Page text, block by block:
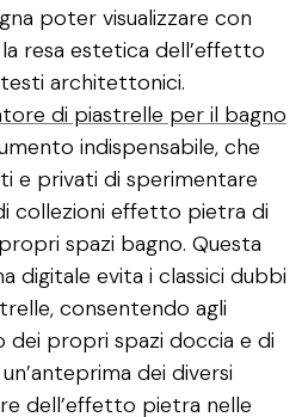
poter visualizzare con
resa estetica dell’effetto
architettonici.
di piastrelle per il bagno
indispensabile, che
e privati di sperimentare
collezioni effetto pietra di
spazi bagno. Questa
digitale evita i classici dubbi
consentendo agli
propri spazi doccia e di
dei diversi
dell’effetto pietra nelle